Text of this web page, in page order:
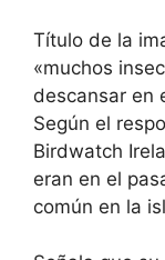
Título de la
«muchos
descansar en
Según el
Birdwatch
eran en el
común en la